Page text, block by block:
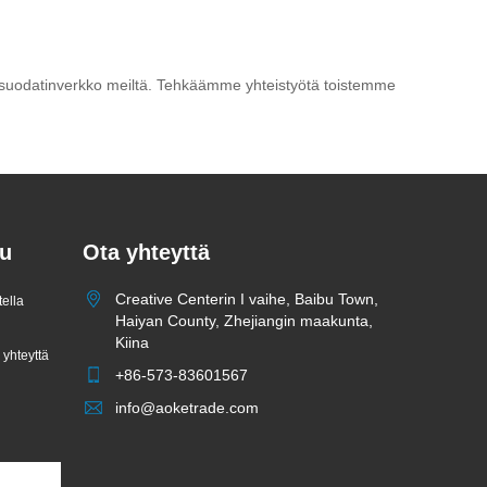
meiltä. Tehkäämme yhteistyötä toistemme
Ota yhteyttä
Creative Centerin I vaihe, Baibu Town,
Haiyan County, Zhejiangin maakunta,
Kiina
+86-573-83601567
info@aoketrade.com